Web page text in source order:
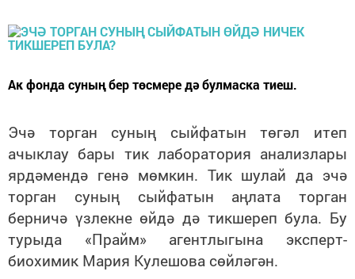
Ак фонда суның бер төсмере дә булмаска тиеш.
Эчә торган суның сыйфатын төгәл итеп
ачыклау бары тик лаборатория анализлары
ярдәмендә генә мөмкин. Тик шулай да эчә
торган суның сыйфатын аңлата торган
берничә үзлекне өйдә дә тикшереп була. Бу
турыда «Прайм» агентлыгына эксперт-
биохимик Мария Кулешова сөйләгән.